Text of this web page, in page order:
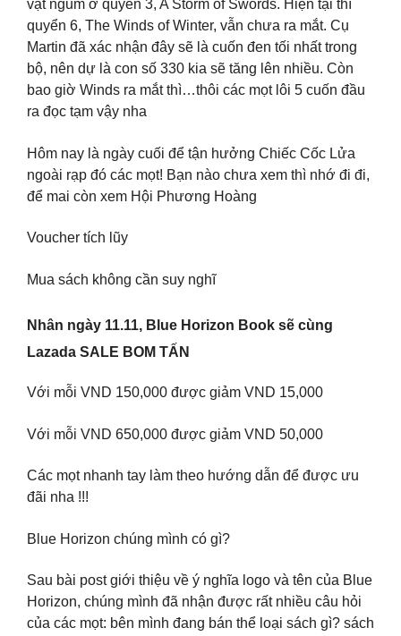
vật ngủm ở quyển 3, A Storm of Swords. Hiện tại thì
quyển 6, The Winds of Winter, vẫn chưa ra mắt. Cụ
Martin đã xác nhận đây sẽ là cuốn đen tối nhất trong
bộ, nên dự là con số 330 kia sẽ tăng lên nhiều. Còn
bao giờ Winds ra mắt thì…thôi các mọt lôi 5 cuốn đầu
ra đọc tạm vậy nha
Hôm nay là ngày cuối để tận hưởng Chiếc Cốc Lửa
ngoài rạp đó các mọt! Bạn nào chưa xem thì nhớ đi đi,
để mai còn xem Hội Phương Hoàng
Voucher tích lũy
Mua sách không cần suy nghĩ
Nhân ngày 11.11, Blue Horizon Book sẽ cùng
Lazada SALE BOM TẤN
Với mỗi VND 150,000 được giảm VND 15,000
Với mỗi VND 650,000 được giảm VND 50,000
Các mọt nhanh tay làm theo hướng dẫn để được ưu
đãi nha !!!
Blue Horizon chúng mình có gì?
Sau bài post giới thiệu về ý nghĩa logo và tên của Blue
Horizon, chúng mình đã nhận được rất nhiều câu hỏi
của các mọt: bên mình đang bán thể loại sách gì? sách